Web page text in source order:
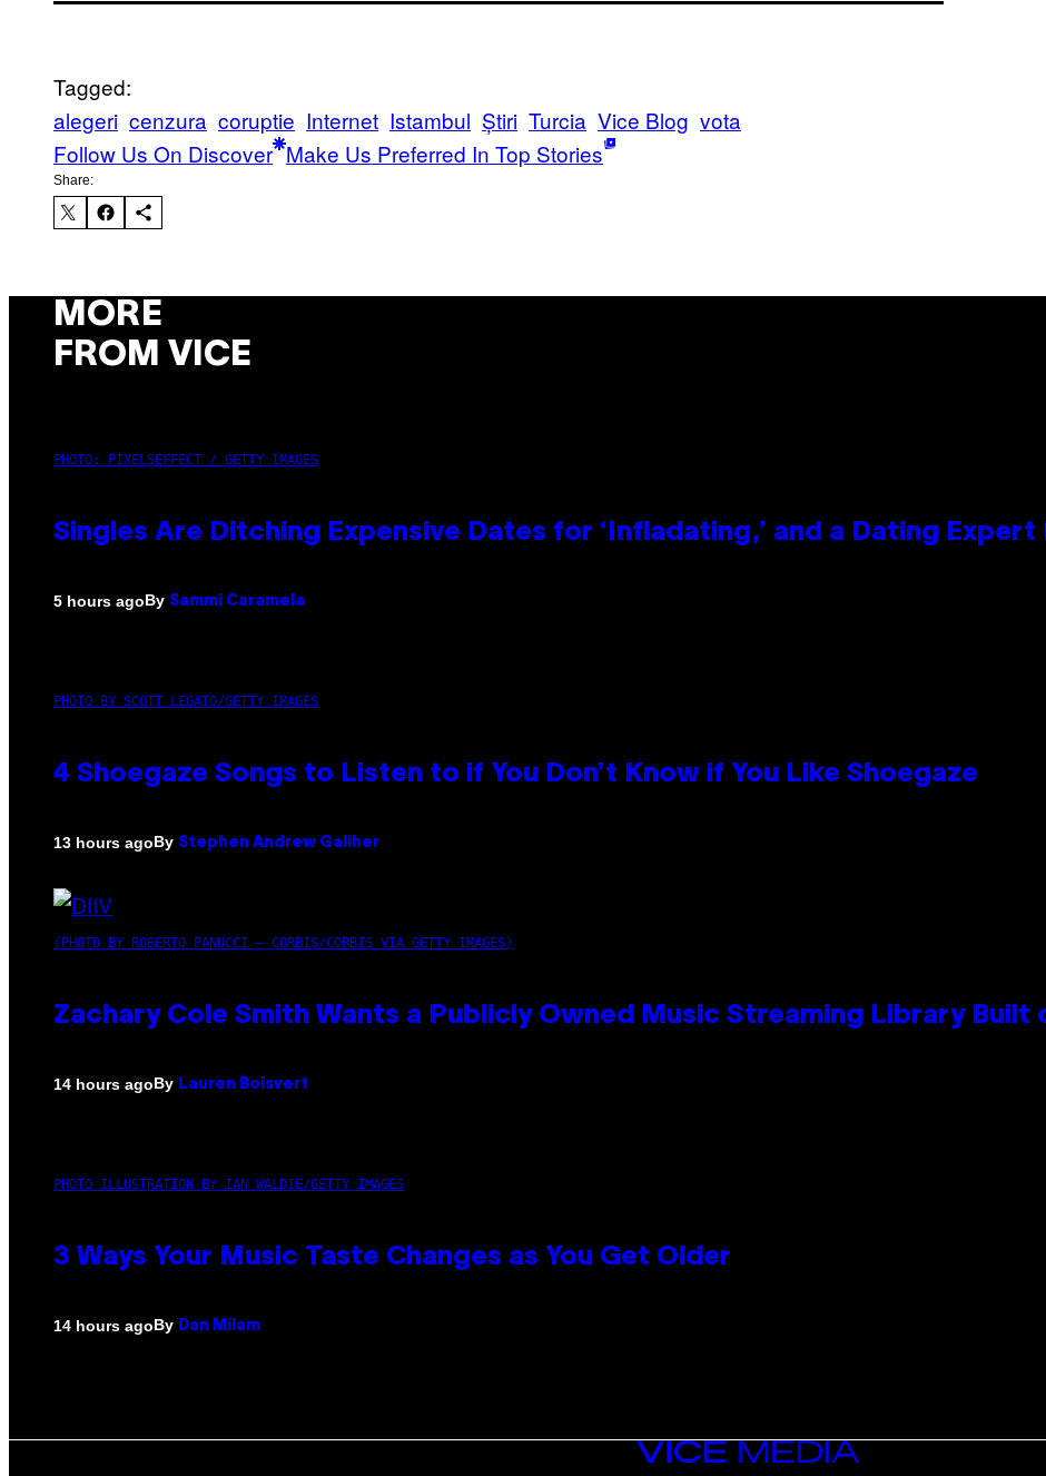
Tagged:
alegeri cenzura coruptie Internet Istambul Știri Turcia Vice Blog vota
Follow Us On Discover Make Us Preferred In Top Stories
Share:
MORE
FROM VICE
PHOTO: PIXELSEFFECT / GETTY IMAGES
Singles Are Ditching Expensive Dates for ‘Infladating,’ and a Dating Expert
5 hours agoBy Sammi Caramela
PHOTO BY SCOTT LEGATO/GETTY IMAGES
4 Shoegaze Songs to Listen to if You Don’t Know if You Like Shoegaze
13 hours agoBy Stephen Andrew Galiher
(PHOTO BY ROBERTO PANUCCI – CORBIS/CORBIS VIA GETTY IMAGES)
Zachary Cole Smith Wants a Publicly Owned Music Streaming Library Built
14 hours agoBy Lauren Boisvert
PHOTO ILLUSTRATION BY IAN WALDIE/GETTY IMAGES
3 Ways Your Music Taste Changes as You Get Older
14 hours agoBy Dan Milam
VICE